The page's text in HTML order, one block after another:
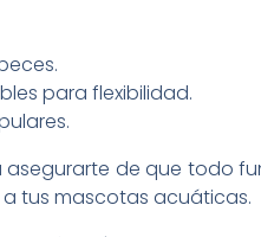
para flexibilidad.
de que todo
tus mascotas acuáticas.